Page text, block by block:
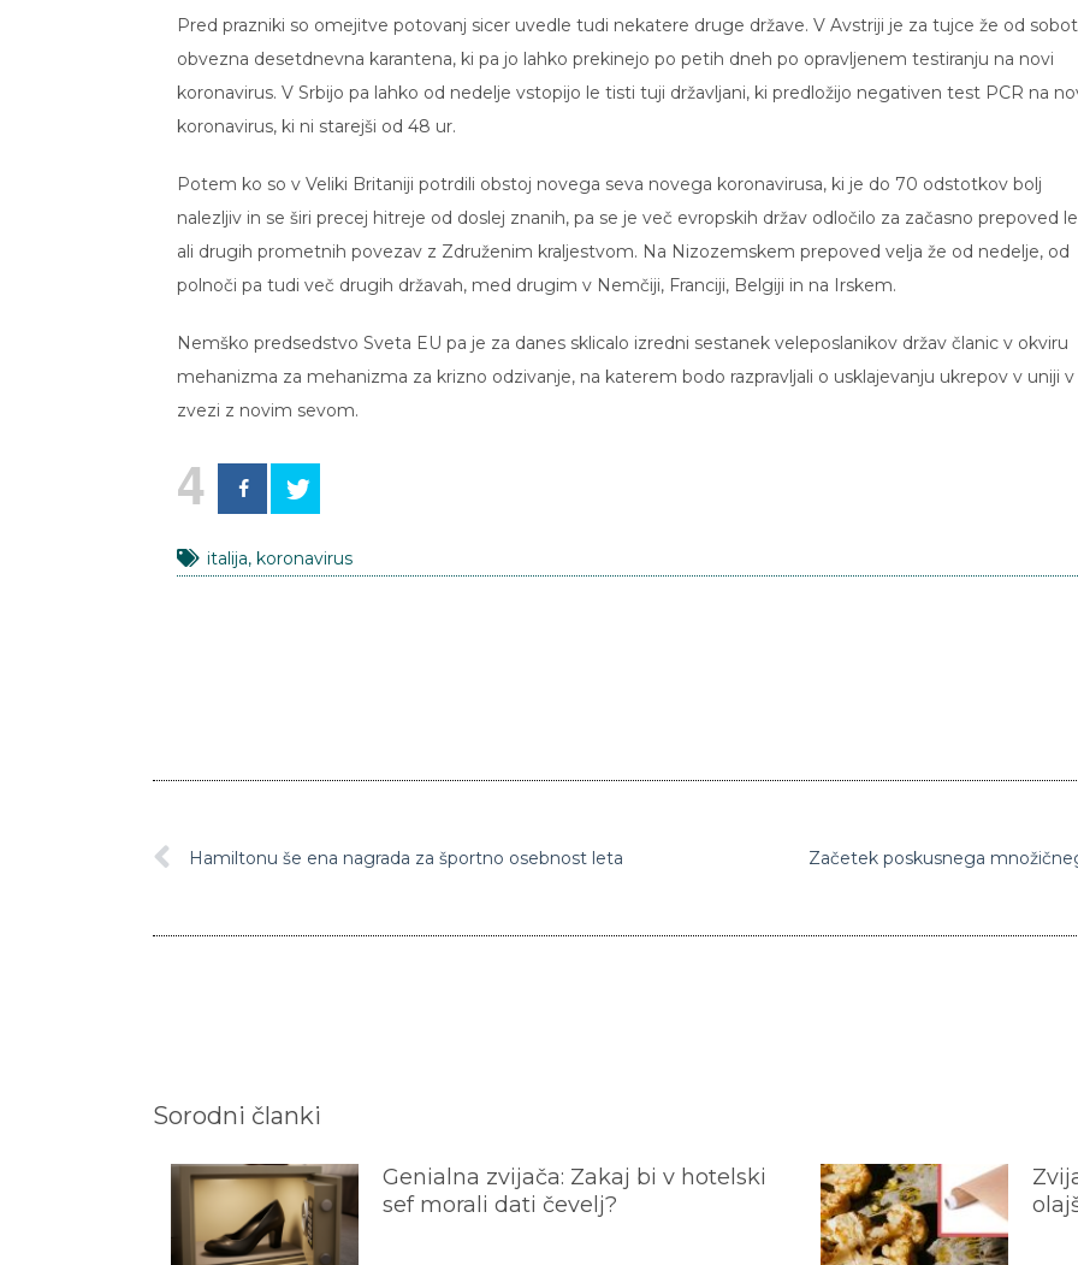
Pred prazniki so omejitve potovanj sicer uvedle tudi nekatere druge države. V Avstriji je za tujce že od
obvezna desetdnevna karantena, ki pa jo lahko prekinejo po petih dneh po opravljenem testiranju na novi
koronavirus. V Srbijo pa lahko od nedelje vstopijo le tisti tuji državljani, ki predložijo negativen test PCR na
koronavirus, ki ni starejši od 48 ur.
Potem ko so v Veliki Britaniji potrdili obstoj novega seva novega koronavirusa, ki je do 70 odstotkov bolj
nalezljiv in se širi precej hitreje od doslej znanih, pa se je več evropskih držav odločilo za začasno prepoved
ali drugih prometnih povezav z Združenim kraljestvom. Na Nizozemskem prepoved velja že od nedelje, od
polnoči pa tudi več drugih državah, med drugim v Nemčiji, Franciji, Belgiji in na Irskem.
Nemško predsedstvo Sveta EU pa je za danes sklicalo izredni sestanek veleposlanikov držav članic v okviru
mehanizma za mehanizma za krizno odzivanje, na katerem bodo razpravljali o usklajevanju ukrepov v uniji v
zvezi z novim sevom.
4
italija, koronavirus
Hamiltonu še ena nagrada za športno osebnost leta
Sorodni članki
Genialna zvijača: Zakaj bi v hotelski
sef morali dati čevelj?